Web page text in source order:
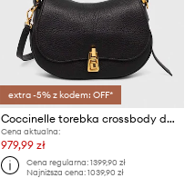
extra -5% z kodem: OFF*
Coccinelle torebka crossbody damska skórzana
Cena aktualna:
979,99 zł
Cena regularna:1399,90 zł
Najniższa cena:1039,90 zł